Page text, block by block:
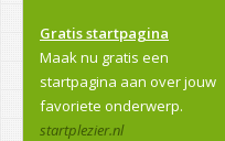
Gratis startpagina
Maak nu gratis een
startpagina aan over jouw
favoriete onderwerp.
startplezier.nl